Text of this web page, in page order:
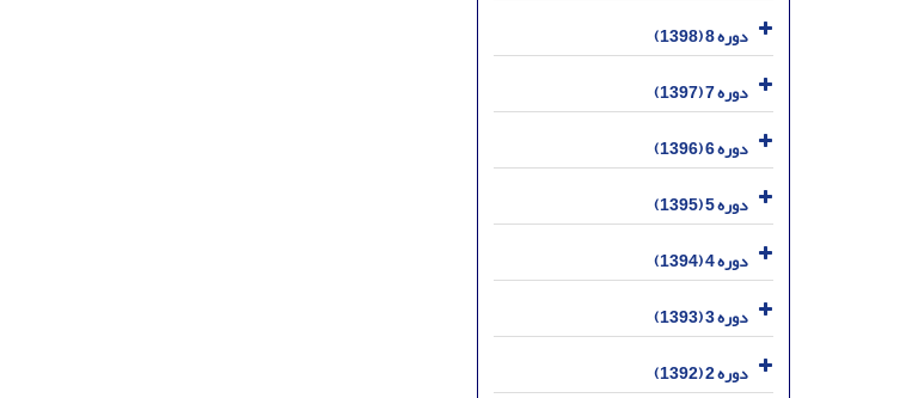
دوره 8 (1398)
دوره 7 (1397)
دوره 6 (1396)
دوره 5 (1395)
دوره 4 (1394)
دوره 3 (1393)
دوره 2 (1392)